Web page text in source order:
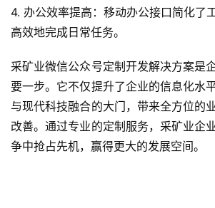
小
序
开
发
网
站
4. 办公效率提高：移动办公接口简化了
高效地完成日常任务。
采矿业微信公众号定制开发解决方案是
要一步。它不仅提升了企业的信息化水
与现代科技融合的大门，带来全方位的
改善。通过专业的定制服务，采矿业企
争中抢占先机，赢得更大的发展空间。